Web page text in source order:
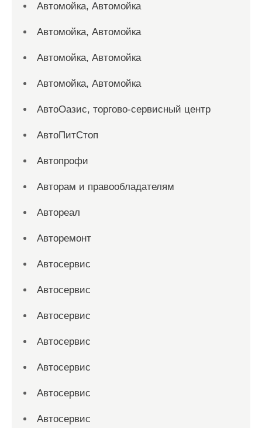
Автомойка, Автомойка
Автомойка, Автомойка
Автомойка, Автомойка
Автомойка, Автомойка
АвтоОазис, торгово-сервисный центр
АвтоПитСтоп
Автопрофи
Авторам и правообладателям
Автореал
Авторемонт
Автосервис
Автосервис
Автосервис
Автосервис
Автосервис
Автосервис
Автосервис